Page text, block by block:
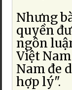
Nhưng
quyền
ngôn
Việt
Nam đe
hợp lý".